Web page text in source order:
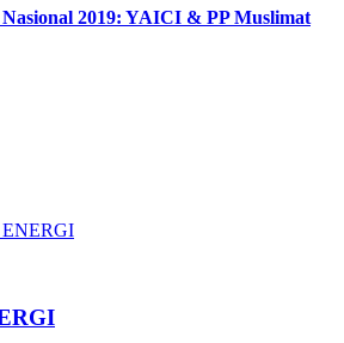
2019: YAICI & PP Muslimat